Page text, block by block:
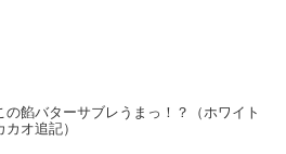
の餡バターサブレうまっ！？（ホワイト
カオ追記）